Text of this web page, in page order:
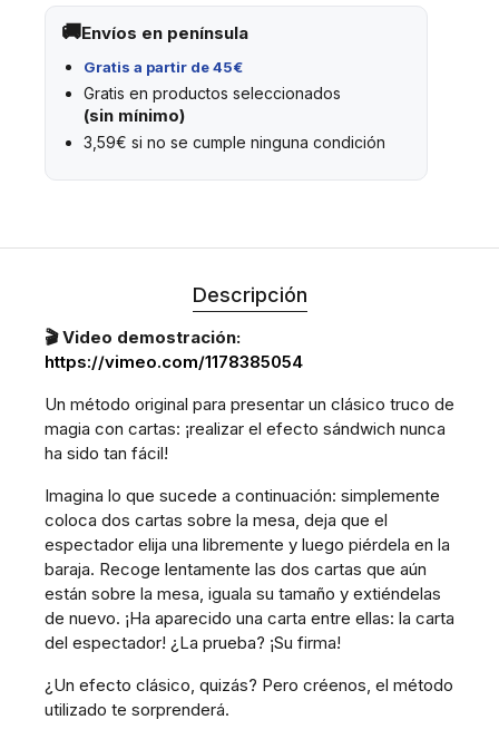
Envíos en península
Gratis a partir de 45€
Gratis en productos seleccionados
(sin mínimo)
3,59€ si no se cumple ninguna condición
Descripción
🎬 Video demostración:
https://vimeo.com/1178385054
Un método original para presentar un clásico truco de
magia con cartas: ¡realizar el efecto sándwich nunca
ha sido tan fácil!
Imagina lo que sucede a continuación: simplemente
coloca dos cartas sobre la mesa, deja que el
espectador elija una libremente y luego piérdela en la
baraja. Recoge lentamente las dos cartas que aún
están sobre la mesa, iguala su tamaño y extiéndelas
de nuevo. ¡Ha aparecido una carta entre ellas: la carta
del espectador! ¿La prueba? ¡Su firma!
¿Un efecto clásico, quizás? Pero créenos, el método
utilizado te sorprenderá.